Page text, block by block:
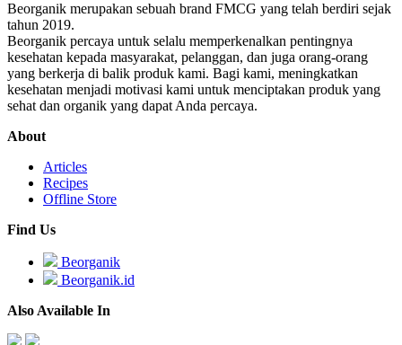
Beorganik merupakan sebuah brand FMCG yang telah berdiri sejak
tahun 2019.
Beorganik percaya untuk selalu memperkenalkan pentingnya
kesehatan kepada masyarakat, pelanggan, dan juga orang-orang
yang berkerja di balik produk kami. Bagi kami, meningkatkan
kesehatan menjadi motivasi kami untuk menciptakan produk yang
sehat dan organik yang dapat Anda percaya.
About
Articles
Recipes
Offline Store
Find Us
Beorganik
Beorganik.id
Also Available In